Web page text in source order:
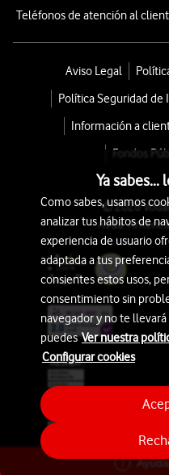
Teléfonos de atención al
Aviso Legal
Política Seguridad de
Información a
Fondos
© 2026
Avda.
Ya sabes...
Como sabes, usamos
analizar tus hábitos de
experiencia de usuario
adaptada a tus
consientes estos usos,
consentimiento sin
navegador y no te
puedesVer nuestra
Configurar cookies